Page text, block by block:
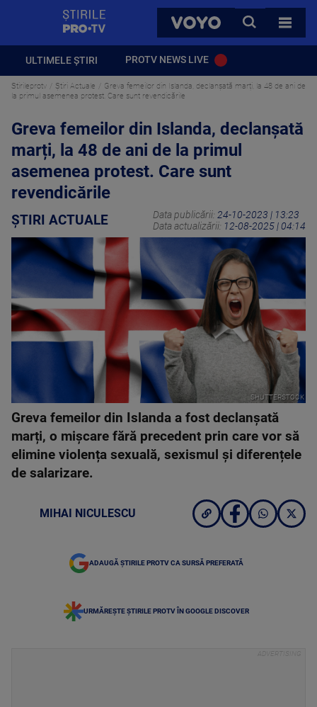
VOYO
CAUTA
TOATE
ULTIMELE ȘTIRI PROTV NEWS LIVE
Stirileprotv Știri Actuale
Greva femeilor din Islanda, declanșată marți, la 48 de ani de
la primul asemenea protest. Care sunt revendicările
Greva femeilor din Islanda, declanșată
marți, la 48 de ani de la primul
asemenea protest. Care sunt
revendicările
ȘTIRI ACTUALE Data publicării: 24-10-2023 | 13:23
Data actualizării: 12-08-2025 | 04:14
SHUTTERSTOCK
Greva femeilor din Islanda a fost declanșată
marți, o mișcare fără precedent prin care vor să
elimine violența sexuală, sexismul și diferențele
de salarizare.
MIHAI NICULESCU
ADAUGĂ ȘTIRILE PROTV CA SURSĂ PREFERATĂ
URMĂREȘTE ȘTIRILE PROTV ÎN GOOGLE DISCOVER